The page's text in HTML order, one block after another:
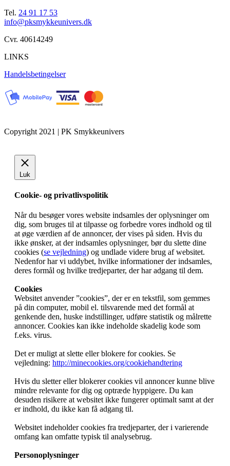
Tel. 24 91 17 53
info@pksmykkeunivers.dk
Cvr. 40614249
LINKS
Handelsbetingelser
Copyright 2021 | PK Smykkeunivers
Luk
Cookie- og privatlivspolitik
Når du besøger vores website indsamles der oplysninger om
dig, som bruges til at tilpasse og forbedre vores indhold og til
at øge værdien af de annoncer, der vises på siden. Hvis du
ikke ønsker, at der indsamles oplysninger, bør du slette dine
cookies (se vejledning) og undlade videre brug af websitet.
Nedenfor har vi uddybet, hvilke informationer der indsamles,
deres formål og hvilke tredjeparter, der har adgang til dem.
Cookies
Websitet anvender ”cookies”, der er en tekstfil, som gemmes
på din computer, mobil el. tilsvarende med det formål at
genkende den, huske indstillinger, udføre statistik og målrette
annoncer. Cookies kan ikke indeholde skadelig kode som
f.eks. virus.
Det er muligt at slette eller blokere for cookies. Se
vejledning: http://minecookies.org/cookiehandtering
Hvis du sletter eller blokerer cookies vil annoncer kunne blive
mindre relevante for dig og optræde hyppigere. Du kan
desuden risikere at websitet ikke fungerer optimalt samt at der
er indhold, du ikke kan få adgang til.
Websitet indeholder cookies fra tredjeparter, der i varierende
omfang kan omfatte typisk til analysebrug.
Personoplysninger